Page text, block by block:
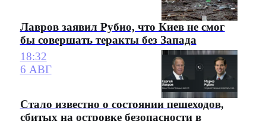
Лавров заявил Рубио, что Киев не смог
бы совершать теракты без Запада
18:32
6 АВГ
Стало известно о состоянии пешеходов,
сбитых на островке безопасности в